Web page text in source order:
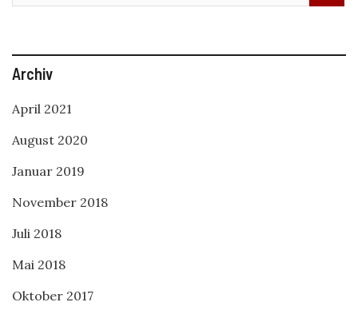
Archiv
April 2021
August 2020
Januar 2019
November 2018
Juli 2018
Mai 2018
Oktober 2017